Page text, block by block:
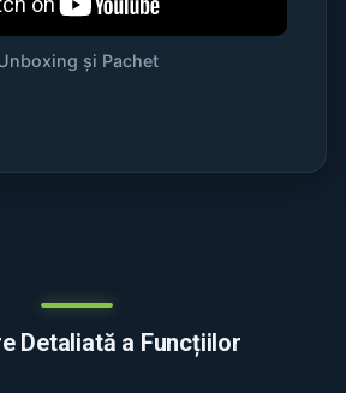
și Pachet
Detaliată a Funcțiilor